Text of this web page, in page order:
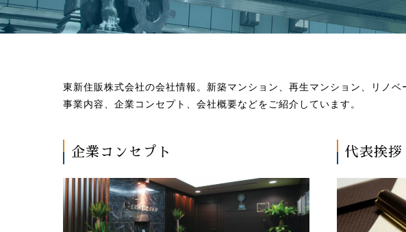
東新住販株式会社の会社情報。新築マンション、再生マンション、リノ
事業内容、企業コンセプト、会社概要などをご紹介しています。
企業コンセプト 代表挨拶